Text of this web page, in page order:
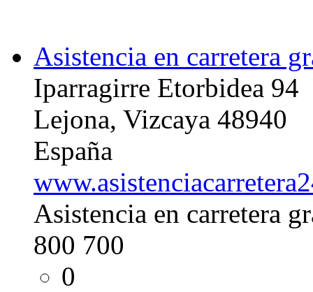
Asistencia en carretera
Iparragirre Etorbidea 94
Lejona, Vizcaya 48940
España
Asistencia en carretera
800 700
0